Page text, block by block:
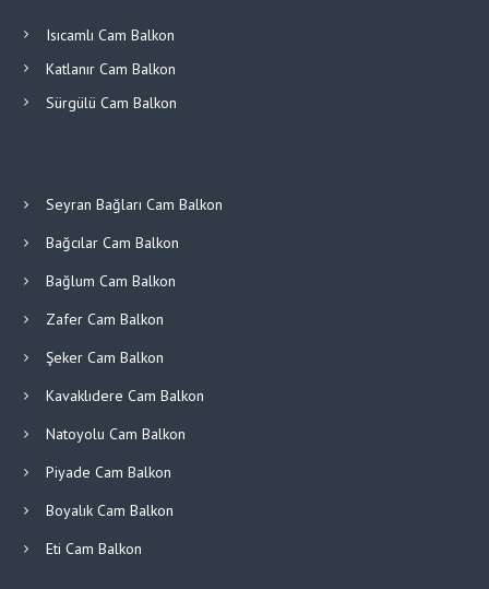
Isıcamlı Cam Balkon
Katlanır Cam Balkon
Sürgülü Cam Balkon
Seyran Bağları Cam Balkon
Bağcılar Cam Balkon
Bağlum Cam Balkon
Zafer Cam Balkon
Şeker Cam Balkon
Kavaklıdere Cam Balkon
Natoyolu Cam Balkon
Piyade Cam Balkon
Boyalık Cam Balkon
Eti Cam Balkon